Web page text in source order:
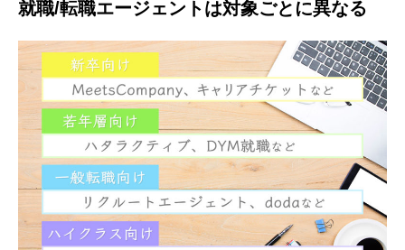
就職/転職エージェントは対象ごとに異なる